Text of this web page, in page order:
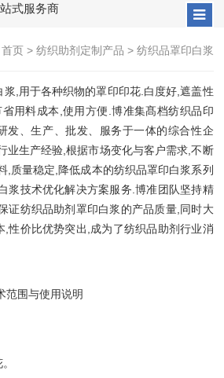
式服务商
首页> 纺织助剂定制产品 > 纺织品罩印白浆
,用于各种织物的罩印印花.白度好,遮盖性
用料成本,使用方便.博准集髙档纺织品印
发、生产、批发、服务于一体的综合性企
业生产经验,根据市场变化与客户需求,不断
,质量稳定,降低成本的纺织品罩印白浆系列
浆技术优化解决方案服务.博准团队坚持精
证纺织品助剂罩印白浆的产品质量,同时大
,性价比优势突出,成为了纺织品助剂行业消
范围与使用说明